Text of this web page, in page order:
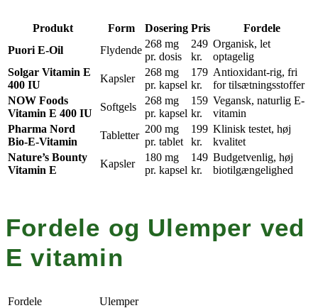
Produkt Form Dosering Pris
Fordele
Puori E-Oil
Flydende
268 mg
pr. dosis
249
kr.
Organisk, let
optagelig
Solgar Vitamin E
400 IU
Kapsler
268 mg
pr. kapsel
179
kr.
Antioxidant-rig, fri
for tilsætningsstoffer
NOW Foods
Vitamin E 400 IU
Softgels
268 mg
pr. kapsel
159
kr.
Vegansk, naturlig E-
vitamin
Pharma Nord
Bio-E-Vitamin
Tabletter
200 mg
pr. tablet
199
kr.
Klinisk testet, høj
kvalitet
Nature’s Bounty
Vitamin E
Kapsler
180 mg
pr. kapsel
149
kr.
Budgetvenlig, høj
biotilgængelighed
Fordele og Ulemper ved
E vitamin
Fordele
Ulemper